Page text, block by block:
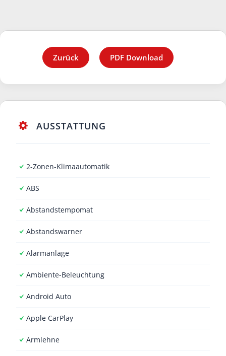
Zurück PDF Download
AUSSTATTUNG
2-Zonen-Klimaautomatik
ABS
Abstandstempomat
Abstandswarner
Alarmanlage
Ambiente-Beleuchtung
Android Auto
Apple CarPlay
Armlehne